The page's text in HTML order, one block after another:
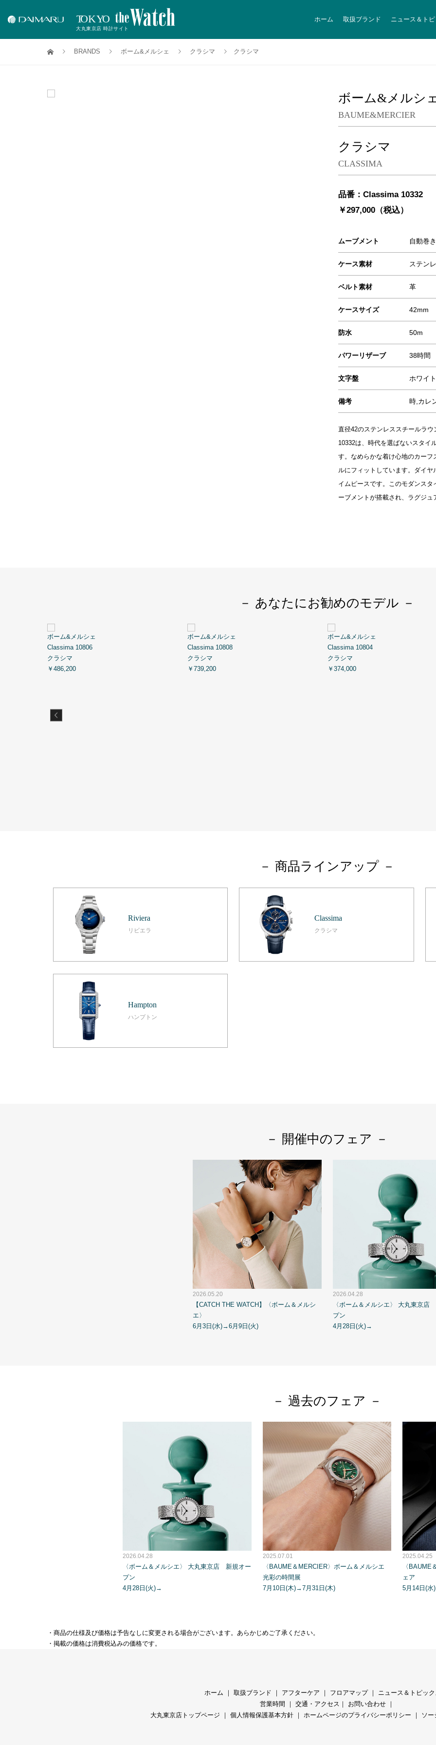
ホーム 取扱ブランド ニュース＆ト
BRANDS ボーム&メルシェ クラシマ クラシマ
ボーム&メルシ
BAUME&MERCIER
クラシマ
CLASSIMA
品番：Classima 10332
￥297,000（税込）
ムーブメント 自動巻き
ケース素材 ステン
ベルト素材 革
ケースサイズ 42mm
防水 50m
パワーリザーブ 38時間
文字盤 ホワイ
備考 時,カレ
直径42のステンレススチールラ
10332は、時代を選ばないスタイ
す。なめらかな着け心地のカー
ルにフィットしています。ダイ
イムピースです。このモダンス
ーブメントが搭載され、ラグジ
－ あなたにお勧めのモデル －
ボーム&メルシェ
Classima 10806
クラシマ
￥486,200
ボーム&メルシェ
Classima 10808
クラシマ
￥739,200
ボーム&メルシェ
Classima 10804
クラシマ
￥374,000
－ 商品ラインアップ －
Riviera
リビエラ
Classima
クラシマ
Hampton
ハンプトン
－ 開催中のフェア －
2026.05.20
【CATCH THE WATCH】〈ボーム＆メルシ
エ〉
6月3日(水)→6月9日(火)
2026.04.28
〈ボーム＆メルシエ〉 大丸東京店
プン
4月28日(火)→
－ 過去のフェア －
2026.04.28
〈ボーム＆メルシエ〉 大丸東京店 新規オー
プン
4月28日(火)→
2025.07.01
〈BAUME＆MERCIER〉ボーム＆メルシエ
光彩の時間展
7月10日(木)→7月31日(木)
2025.04.25
〈BAUME
ェア
5月14日(
・商品の仕様及び価格は予告なしに変更される場合がございます。あらかじめご了承ください。
・掲載の価格は消費税込みの価格です。
ホーム ｜ 取扱ブランド ｜ アフターケア ｜ フロアマップ｜
ニュース＆トピッ
営業時間 ｜ 交通・アクセス ｜ お問い合わせ ｜
大丸東京店トップページ ｜ 個人情報保護基本方針 ｜ ホームページのプライバシーポリシー ｜ ソ